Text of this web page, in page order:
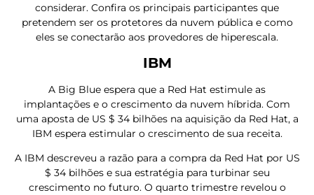
considerar. Confira os principais participantes que
pretendem ser os protetores da nuvem pública e como
eles se conectarão aos provedores de hiperescala.
IBM
A Big Blue espera que a Red Hat estimule as
implantações e o crescimento da nuvem híbrida. Com
uma aposta de US $ 34 bilhões na aquisição da Red Hat, a
IBM espera estimular o crescimento de sua receita.
A IBM descreveu a razão para a compra da Red Hat por US
$ 34 bilhões e sua estratégia para turbinar seu
crescimento no futuro. O quarto trimestre revelou o